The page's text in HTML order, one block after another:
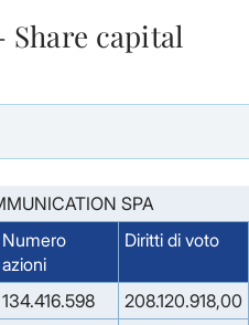
Share capital
SPA
Numero
azioni
Diritti di voto
134.416.598
208.120.918,00